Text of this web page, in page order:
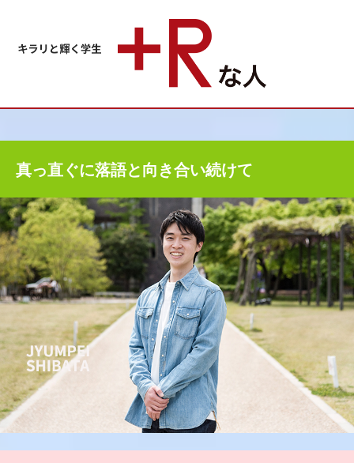
真っ直ぐに落語と向き合い続けて